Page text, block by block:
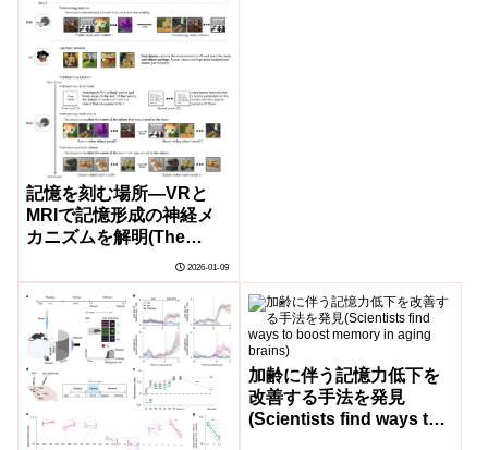
記憶を刻む場所―VRと
MRIで記憶形成の神経メ
カニズムを解明(The
Memories Help Us
Inscribe Them)
2026-01-09
加齢に伴う記憶力低下を
改善する手法を発見
(Scientists find ways to